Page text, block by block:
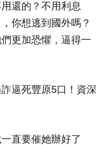
還的？不用利息
你想逃到國外嗎？
更加恐懼，逼得一
逼死豐原5口！資深
直要催她辦好了